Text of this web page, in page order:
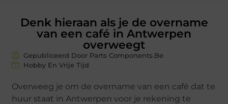
Denk hieraan als je de overname
van een café in Antwerpen
overweegt
Gepubliceerd Door Parts Components.Be
Hobby En Vrije Tijd
Overweeg je om de overname van een café dat te
huur staat in Antwerpen voor je rekening te